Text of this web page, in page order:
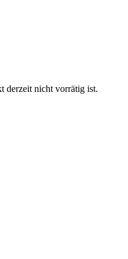
derzeit nicht vorrätig ist.